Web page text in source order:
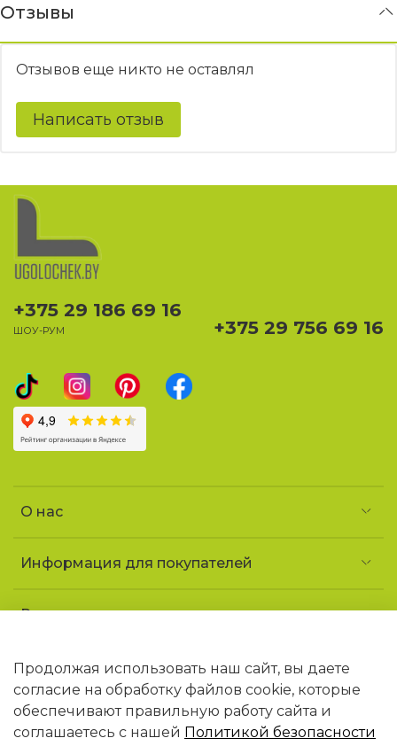
Отзывы
Отзывов еще никто не оставлял
Написать отзыв
О нас
Информация для покупателей
Реквизиты и контакты
УНП 690852163
Юридический адрес: 223141 Минская обл.,
г. Логойск, ул. Советская, 1 «ДТ Гайна»
В торговом реестре РБ с 09.02.2026 N768406
+375 29 186 69 16
ШОУ-РУМ +375 29 756 69 16
Продолжая использовать наш сайт, вы даете
согласие на обработку файлов cookie, которые
обеспечивают правильную работу сайта и
соглашаетесь с нашей Политикой безопасности